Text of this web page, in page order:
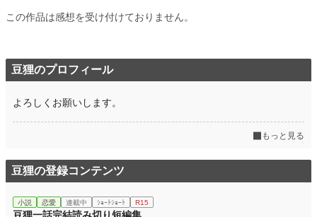
初回公開日時 2022.06.19 18:00
週間ポイント 6,189 pt (1,676 位)
この作品は感想を受け付けておりません。
豆狸のプロフィール
よろしくお願いします。
もっと見る
豆狸の登録コンテンツ
小説 恋愛 連載中 ｼｮｰﾄｼｮｰﾄ R15